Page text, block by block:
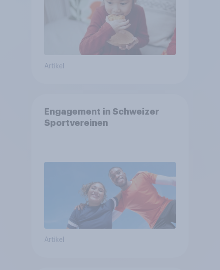
Artikel
Engagement in Schweizer
Sportvereinen
Artikel